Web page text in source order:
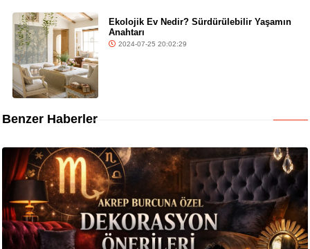
Ekolojik Ev Nedir? Sürdürülebilir Yaşamın
Anahtarı
2024-07-25 20:02:29
Benzer Haberler